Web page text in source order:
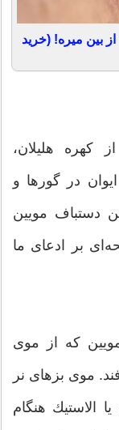
با این روش در 3 هفته از بین میره! (خرید
كهره هلیلان،
در گورها و
دستباف مویین
بر ادعای ما
كه از موی
موی بزهای نر
هنگام